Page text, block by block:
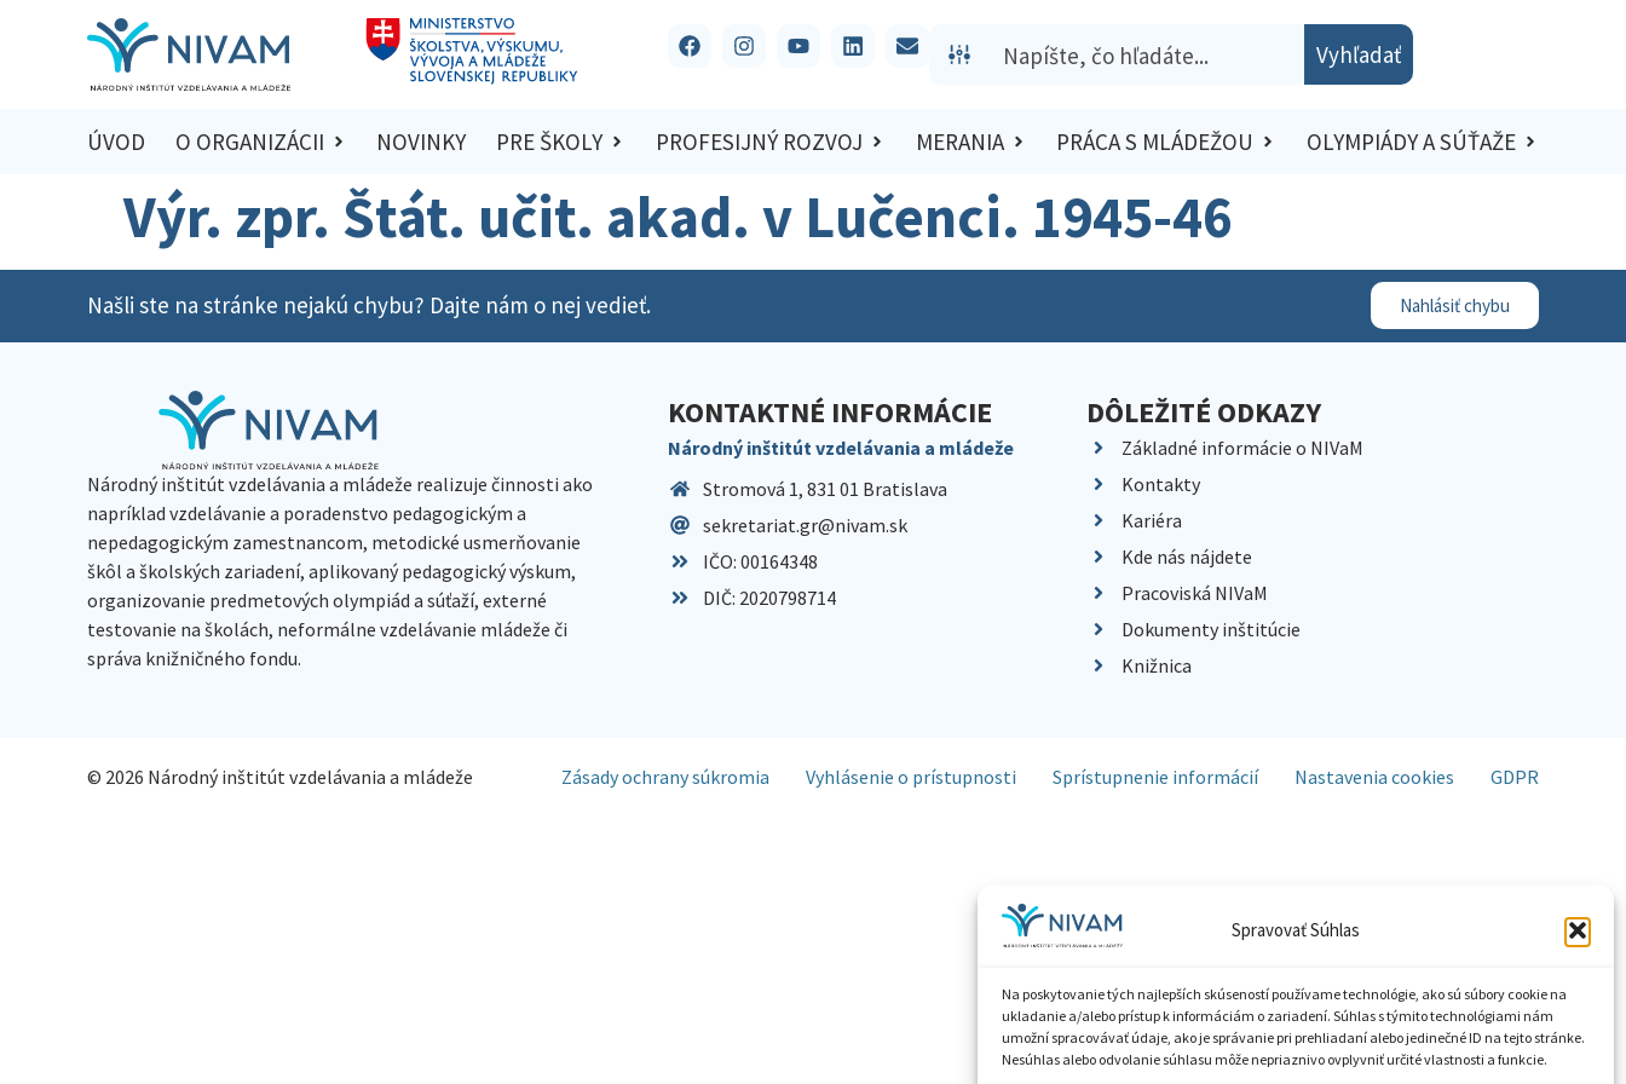
Spravovať Súhlas
Na poskytovanie tých najlepších skúseností používame technológie, ako sú súbory cookie na
ukladanie a/alebo prístup k informáciám o zariadení. Súhlas s týmito technológiami nám
umožní spracovávať údaje, ako je správanie pri prehliadaní alebo jedinečné ID na tejto stránke.
Nesúhlas alebo odvolanie súhlasu môže nepriaznivo ovplyvniť určité vlastnosti a funkcie.
Vyhľadať
ÚVOD O ORGANIZÁCII NOVINKY PRE ŠKOLY PROFESIJNÝ ROZVOJ MERANIA PRÁCA S MLÁDEŽOU OLYMPIÁDY A SÚŤAŽE
Výr. zpr. Štát. učit. akad. v Lučenci. 1945-46
Našli ste na stránke nejakú chybu? Dajte nám o nej vedieť. Nahlásiť chybu
Národný inštitút vzdelávania a mládeže realizuje činnosti ako
napríklad vzdelávanie a poradenstvo pedagogickým a
nepedagogickým zamestnancom, metodické usmerňovanie
škôl a školských zariadení, aplikovaný pedagogický výskum,
organizovanie predmetových olympiád a súťaží, externé
testovanie na školách, neformálne vzdelávanie mládeže či
správa knižničného fondu.
KONTAKTNÉ INFORMÁCIE
Národný inštitút vzdelávania a mládeže
Stromová 1, 831 01 Bratislava
sekretariat.gr@nivam.sk
IČO: 00164348
DIČ: 2020798714
DÔLEŽITÉ ODKAZY
Základné informácie o NIVaM
Kontakty
Kariéra
Kde nás nájdete
Pracoviská NIVaM
Dokumenty inštitúcie
Knižnica
© 2026 Národný inštitút vzdelávania a mládeže Zásady ochrany súkromia Vyhlásenie o prístupnosti Sprístupnenie informácií Nastavenia cookies GDPR